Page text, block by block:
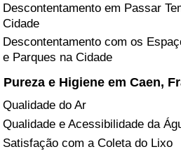
Descontentamento em Passar
Cidade
Descontentamento com os
e Parques na Cidade
Pureza e Higiene em Caen,
Qualidade do Ar
Qualidade e Acessibilidade da
Satisfação com a Coleta do Lixo
Indicador de Saúde
Indicador de Saúde por País
Indicador de Poluição (Atual)